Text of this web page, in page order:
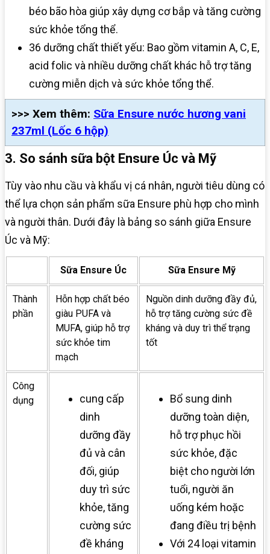
béo bão hòa giúp xây dựng cơ bắp và tăng cường
sức khỏe tổng thể.
36 dưỡng chất thiết yếu: Bao gồm vitamin A, C, E,
acid folic và nhiều dưỡng chất khác hỗ trợ tăng
cường miễn dịch và sức khỏe tổng thể.
>>> Xem thêm: Sữa Ensure nước hương vani
237ml (Lốc 6 hộp)
3. So sánh sữa bột Ensure Úc và Mỹ
Tùy vào nhu cầu và khẩu vị cá nhân, người tiêu dùng có
thể lựa chọn sản phẩm sữa Ensure phù hợp cho mình
và người thân. Dưới đây là bảng so sánh giữa Ensure
Úc và Mỹ:
Sữa Ensure Úc Sữa Ensure Mỹ
Thành
phần
Hỗn hợp chất béo
giàu PUFA và
MUFA, giúp hỗ trợ
sức khỏe tim
mạch
Nguồn dinh dưỡng đầy đủ,
hỗ trợ tăng cường sức đề
kháng và duy trì thể trạng
tốt
Công
dụng
cung cấp
dinh
dưỡng đầy
đủ và cân
đối, giúp
duy trì sức
khỏe, tăng
cường sức
đề kháng
Bổ sung dinh
dưỡng toàn diện,
hỗ trợ phục hồi
sức khỏe, đặc
biệt cho người lớn
tuổi, người ăn
uống kém hoặc
đang điều trị bệnh
Với 24 loại vitamin